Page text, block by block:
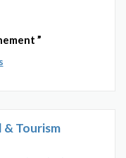
Tourism